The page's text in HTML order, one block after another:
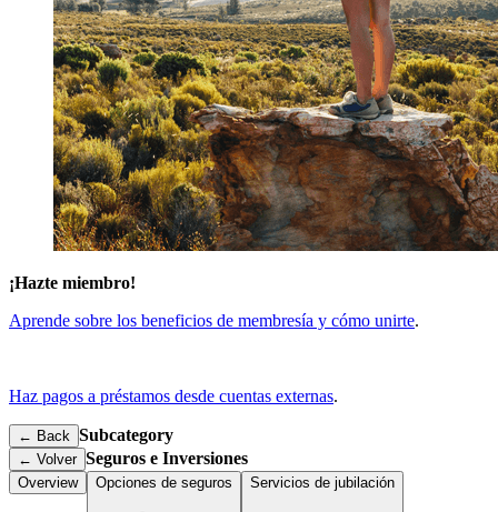
¡Hazte miembro!
Aprende sobre los beneficios de membresía y cómo unirte.
Haz pagos a préstamos desde cuentas externas.
← Back Subcategory
← Volver Seguros e Inversiones
Overview Opciones de seguros Servicios de jubilación